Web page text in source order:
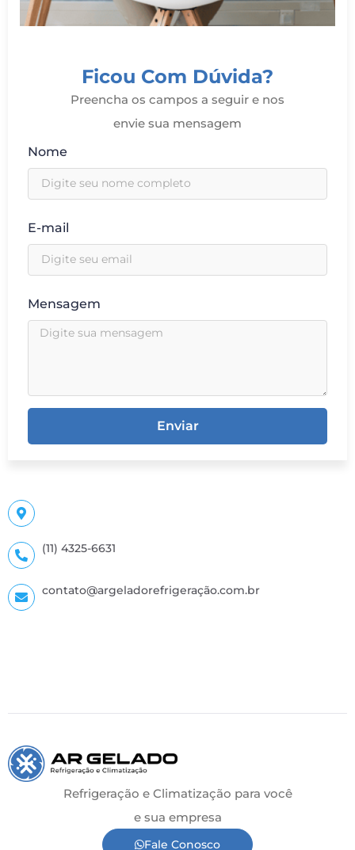
Ficou Com Dúvida?
Preencha os campos a seguir e nos
envie sua mensagem
Nome
E-mail
Mensagem
Enviar
(11) 4325-6631
contato@argeladorefrigeração.com.br
Refrigeração e Climatização para você
e sua empresa
Fale Conosco